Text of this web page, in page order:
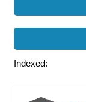
Indexed: